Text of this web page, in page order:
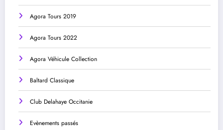
Agora Tours 2019
Agora Tours 2022
Agora Véhicule Collection
Baltard Classique
Club Delahaye Occitanie
Evènements passés